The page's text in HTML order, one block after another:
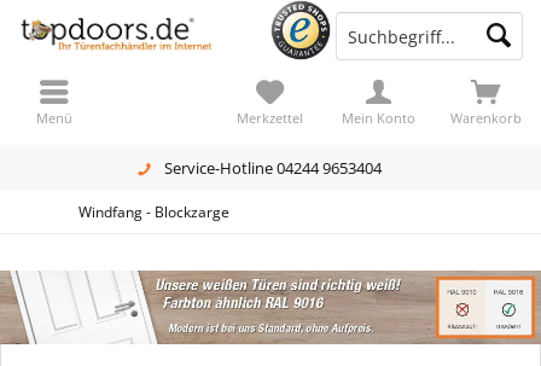
Service-Hotline 04244 9653404
Warenkorb
Merkzettel Mein Konto
Menü
Windfang - Blockzarge